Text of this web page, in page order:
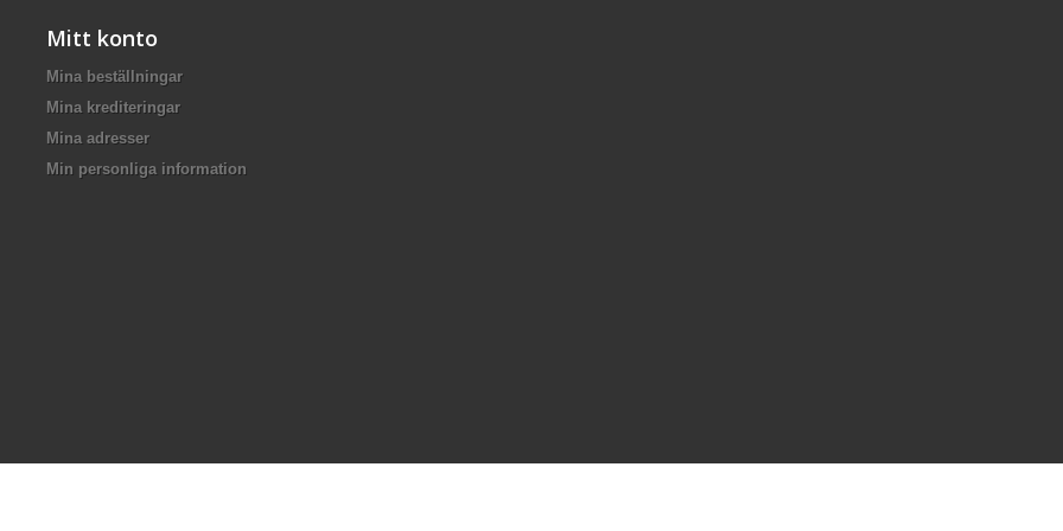
Mitt konto
Mina beställningar
Mina krediteringar
Mina adresser
Min personliga information